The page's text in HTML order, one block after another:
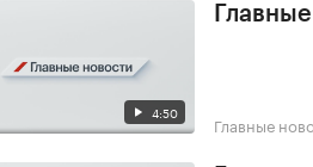
4:50 Главные